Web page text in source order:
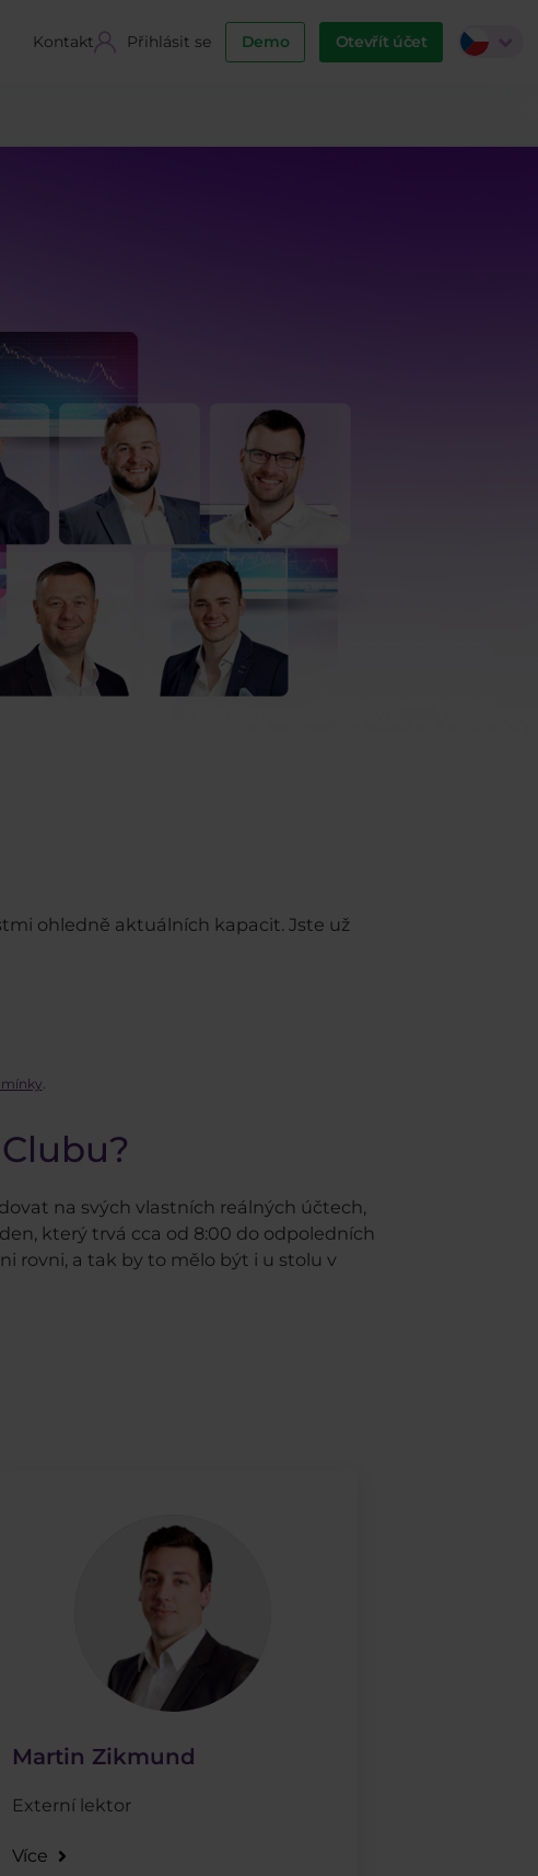
Kontakt Přihlásit se Demo Otevřít účet
ohledně aktuálních kapacit. Jste už
.
na svých vlastních reálných účtech,
který trvá cca od 8:00 do odpoledních
rovni, a tak by to mělo být i u stolu v
Martin Zikmund
Externí lektor
Více